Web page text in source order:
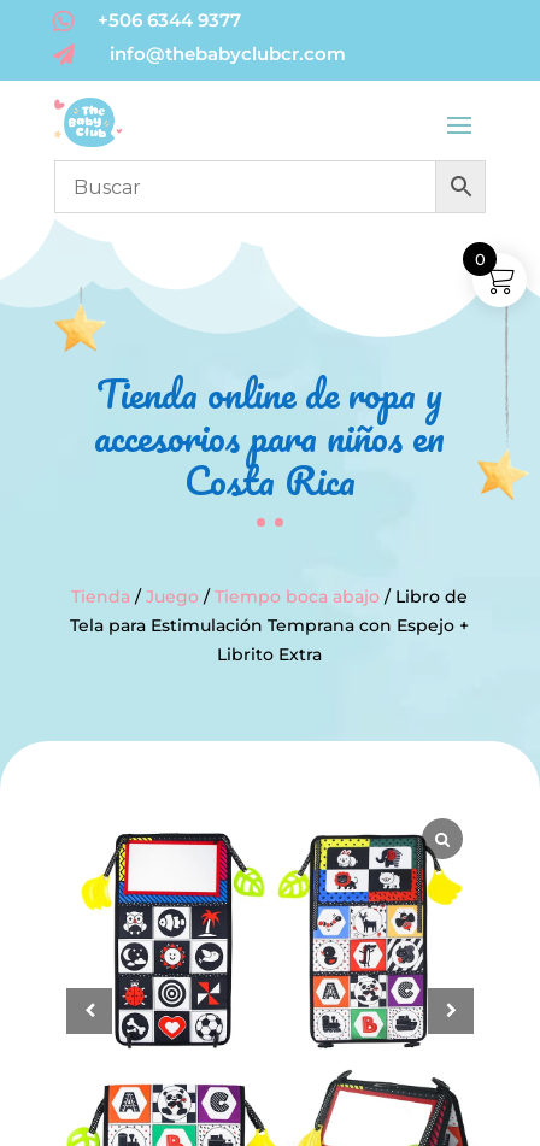
 +506 6344 9377
 info@thebabyclubcr.com
Tienda online de ropa y
accesorios para niños en
Costa Rica
Tienda /Juego /Tiempo boca abajo / Libro de
Tela para Estimulación Temprana con Espejo +
Librito Extra
0